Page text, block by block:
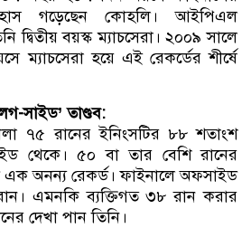
গড়েছেন কোহলি। আইপিএল
দ্বিতীয় বয়স্ক ম্যাচসেরা। ২০০৯ সালে
ম্যাচসেরা হয়ে এই রেকর্ডের শীর্ষে
সাইড’ তাণ্ডব:
৭৫ রানের ইনিংসটির ৮৮ শতাংশ
থেকে। ৫০ বা তার বেশি রানের
অনন্য রেকর্ড। ফাইনালে অফসাইড
এমনকি ব্যক্তিগত ৩৮ রান করার
দেখা পান তিনি।